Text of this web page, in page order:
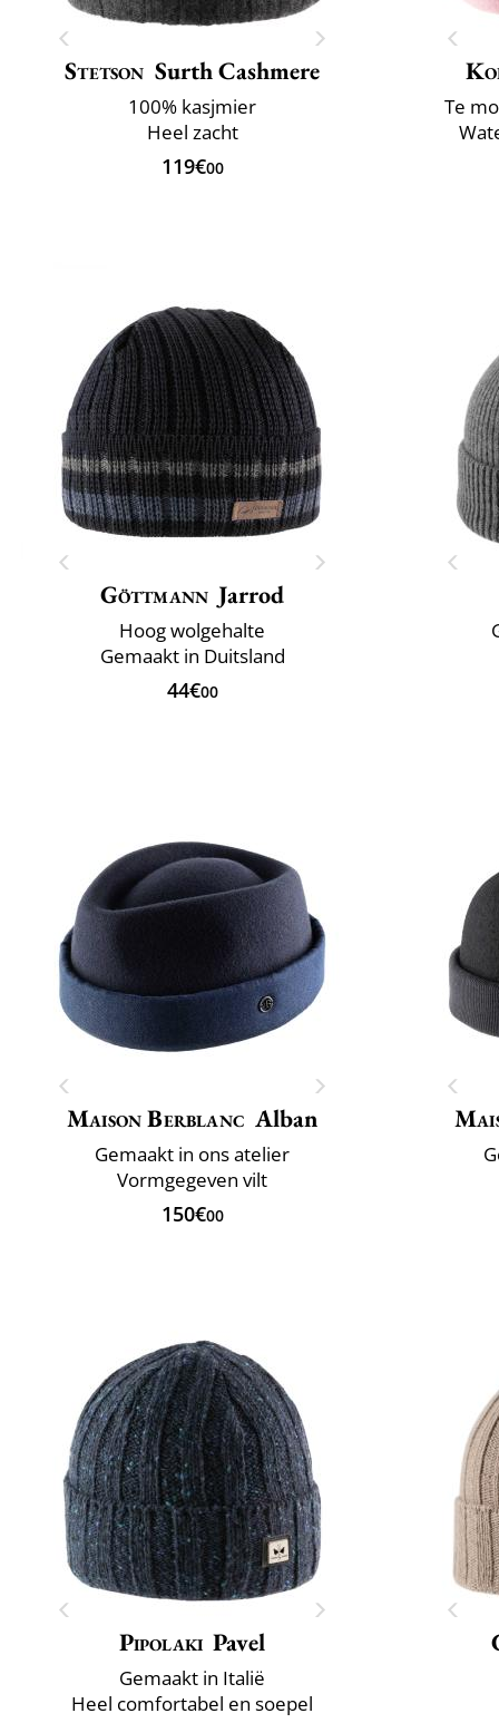
Stetson Surth Cashmere
100% kasjmier
Heel zacht
119€00
Te
Göttmann Jarrod
Hoog wolgehalte
Gemaakt in Duitsland
44€00
Maison Berblanc Alban
Gemaakt in ons atelier
Vormgegeven vilt
150€00
Pipolaki Pavel
Gemaakt in Italië
Heel comfortabel en soepel